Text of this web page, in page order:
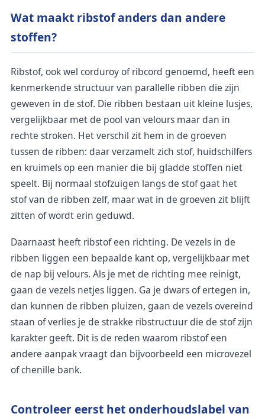
Wat maakt ribstof anders dan andere
stoffen?
Ribstof, ook wel corduroy of ribcord genoemd, heeft een
kenmerkende structuur van parallelle ribben die zijn
geweven in de stof. Die ribben bestaan uit kleine lusjes,
vergelijkbaar met de pool van velours maar dan in
rechte stroken. Het verschil zit hem in de groeven
tussen de ribben: daar verzamelt zich stof, huidschilfers
en kruimels op een manier die bij gladde stoffen niet
speelt. Bij normaal stofzuigen langs de stof gaat het
stof van de ribben zelf, maar wat in de groeven zit blijft
zitten of wordt erin geduwd.
Daarnaast heeft ribstof een richting. De vezels in de
ribben liggen een bepaalde kant op, vergelijkbaar met
de nap bij velours. Als je met de richting mee reinigt,
gaan de vezels netjes liggen. Ga je dwars of ertegen in,
dan kunnen de ribben pluizen, gaan de vezels overeind
staan of verlies je de strakke ribstructuur die de stof zijn
karakter geeft. Dit is de reden waarom ribstof een
andere aanpak vraagt dan bijvoorbeeld een microvezel
of chenille bank.
Controleer eerst het onderhoudslabel van